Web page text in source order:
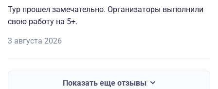
Тур прошел замечательно. Организаторы выполнили
свою работу на 5+.
3 августа 2026
Показать еще отзывы